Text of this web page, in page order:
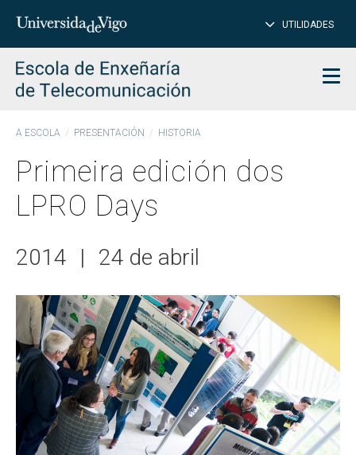
Introduce
para
buscar
UTILIDADES
A ESCOLA PRESENTACIÓN HISTORIA
Primeira edición dos
LPRO Days
2014 | 24 de abril